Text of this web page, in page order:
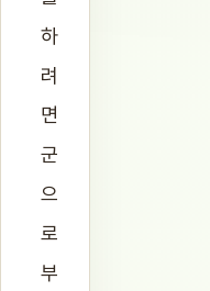
하
려
면
군
으
로
부